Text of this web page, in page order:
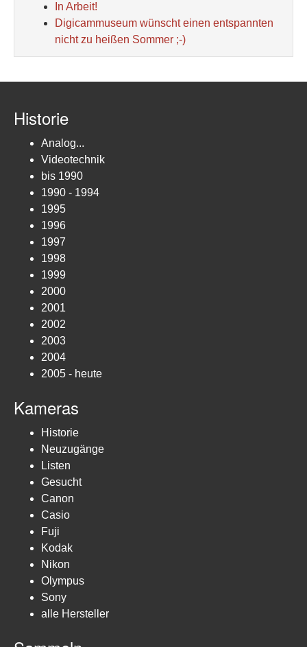
In Arbeit!
Digicammuseum wünscht einen entspannten
nicht zu heißen Sommer ;-)
Historie
Analog...
Videotechnik
bis 1990
1990 - 1994
1995
1996
1997
1998
1999
2000
2001
2002
2003
2004
2005 - heute
Kameras
Historie
Neuzugänge
Listen
Gesucht
Canon
Casio
Fuji
Kodak
Nikon
Olympus
Sony
alle Hersteller